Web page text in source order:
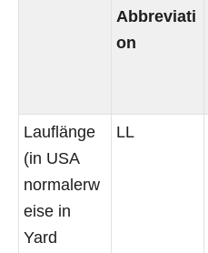
Abbreviati
on
Lauflänge
(in USA
normalerw
eise in
Yard
LL